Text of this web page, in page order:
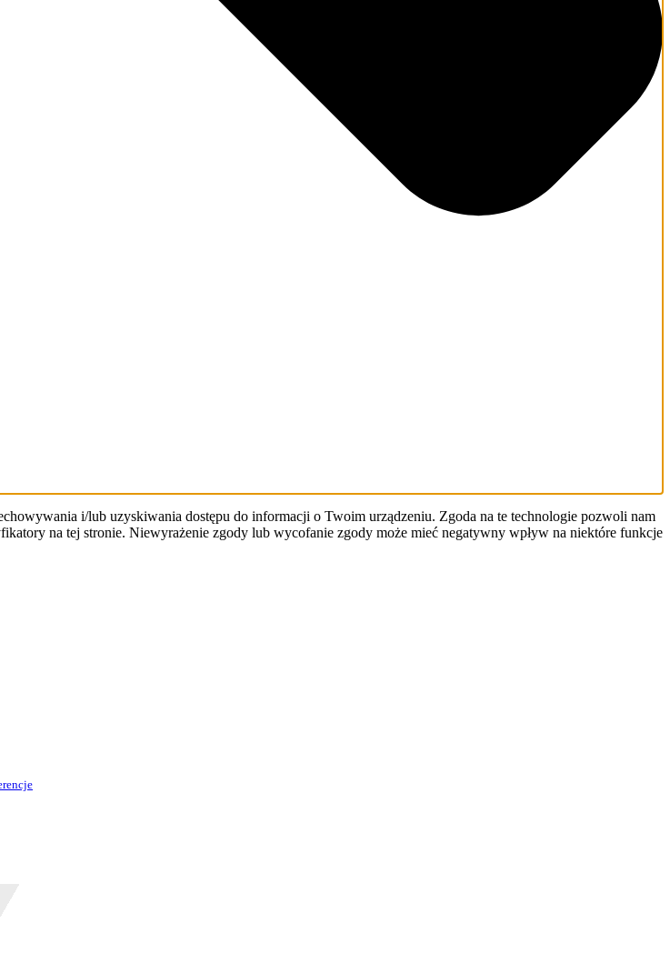
i/lub uzyskiwania dostępu do informacji o Twoim urządzeniu. Zgoda na te technologie pozwoli nam
na tej stronie. Niewyrażenie zgody lub wycofanie zgody może mieć negatywny wpływ na niektóre funkcje